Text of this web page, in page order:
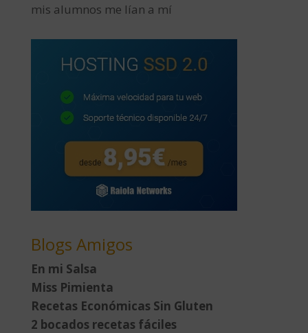
mis alumnos me lían a mí
Blogs Amigos
En mi Salsa
Miss Pimienta
Recetas Económicas Sin Gluten
2 bocados recetas fáciles